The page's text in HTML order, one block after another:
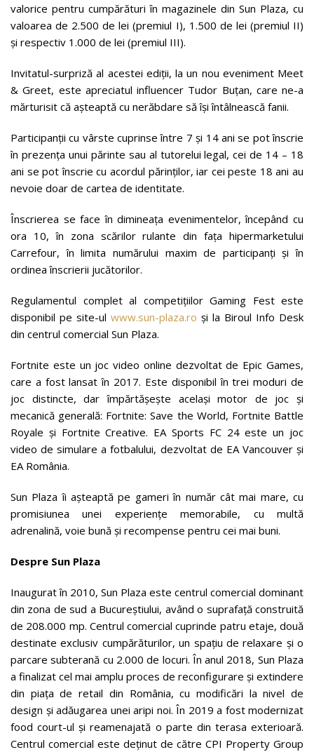
valorice pentru cumpărături în magazinele din Sun Plaza, cu
valoarea de 2.500 de lei (premiul I), 1.500 de lei (premiul II)
și respectiv 1.000 de lei (premiul III).
Invitatul-surpriză al acestei ediții, la un nou eveniment Meet
& Greet, este apreciatul influencer Tudor Buțan, care ne-a
mărturisit că așteaptă cu nerăbdare să își întâlnească fanii.
Participanții cu vârste cuprinse între 7 și 14 ani se pot înscrie
în prezența unui părinte sau al tutorelui legal, cei de 14 – 18
ani se pot înscrie cu acordul părinților, iar cei peste 18 ani au
nevoie doar de cartea de identitate.
Înscrierea se face în dimineața evenimentelor, începând cu
ora 10, în zona scărilor rulante din fața hipermarketului
Carrefour, în limita numărului maxim de participanți și în
ordinea înscrierii jucătorilor.
Regulamentul complet al competițiilor Gaming Fest este
disponibil pe site-ul www.sun-plaza.ro și la Biroul Info Desk
din centrul comercial Sun Plaza.
Fortnite este un joc video online dezvoltat de Epic Games,
care a fost lansat în 2017. Este disponibil în trei moduri de
joc distincte, dar împărtășește același motor de joc și
mecanică generală: Fortnite: Save the World, Fortnite Battle
Royale și Fortnite Creative. EA Sports FC 24 este un joc
video de simulare a fotbalului, dezvoltat de EA Vancouver și
EA România.
Sun Plaza îi așteaptă pe gameri în număr cât mai mare, cu
promisiunea unei experiențe memorabile, cu multă
adrenalină, voie bună și recompense pentru cei mai buni.
Despre Sun Plaza
Inaugurat în 2010, Sun Plaza este centrul comercial dominant
din zona de sud a Bucureștiului, având o suprafață construită
de 208.000 mp. Centrul comercial cuprinde patru etaje, două
destinate exclusiv cumpărăturilor, un spațiu de relaxare și o
parcare subterană cu 2.000 de locuri. În anul 2018, Sun Plaza
a finalizat cel mai amplu proces de reconfigurare și extindere
din piața de retail din România, cu modificări la nivel de
design și adăugarea unei aripi noi. În 2019 a fost modernizat
food court-ul și reamenajată o parte din terasa exterioară.
Centrul comercial este deținut de către CPI Property Group